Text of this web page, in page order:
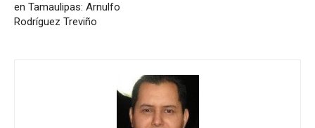
en Tamaulipas: Arnulfo
Rodríguez Treviño